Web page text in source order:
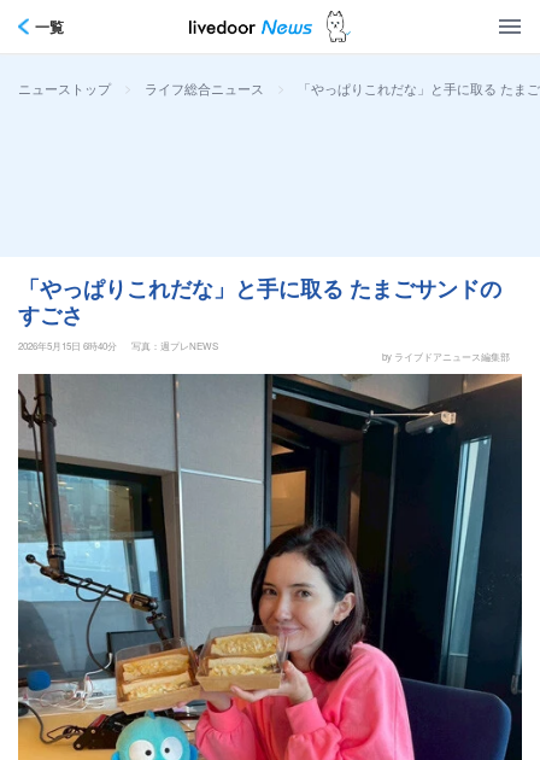
一覧
ニューストップ > ライフ総合ニュース > 「やっぱりこれだな」と手に取る たま
「やっぱりこれだな」と手に取る たまごサンドの
すごさ
2026年5月15日 6時40分
写真：週プレNEWS
by ライブドアニュース編集部